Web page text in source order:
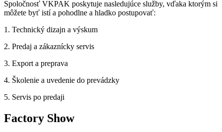
Spoločnosť VKPAK poskytuje nasledujúce služby, vďaka ktorým si
môžete byť istí a pohodlne a hladko postupovať:
1. Technický dizajn a výskum
2. Predaj a zákaznícky servis
3. Export a preprava
4. Školenie a uvedenie do prevádzky
5. Servis po predaji
Factory Show